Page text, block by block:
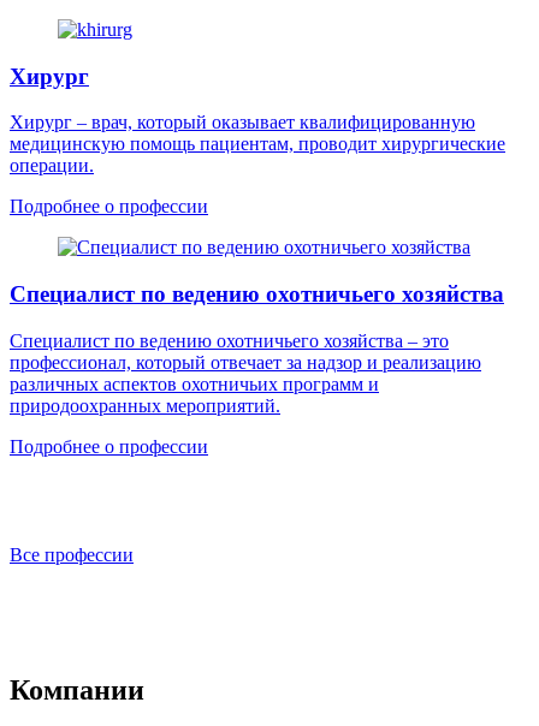
Хирург
Хирург – врач, который оказывает квалифицированную
медицинскую помощь пациентам, проводит хирургические
операции.
Подробнее о профессии
Специалист по ведению охотничьего хозяйства
Специалист по ведению охотничьего хозяйства – это
профессионал, который отвечает за надзор и реализацию
различных аспектов охотничьих программ и
природоохранных мероприятий.
Подробнее о профессии
Все профессии
Компании